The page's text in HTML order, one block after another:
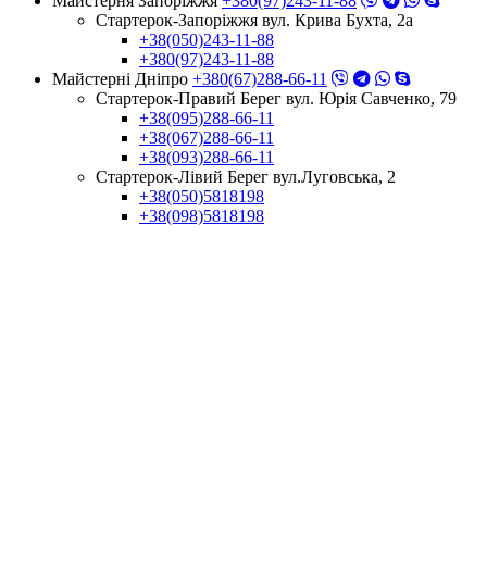
Стартерок-Запоріжжя вул. Крива Бухта, 2а
+38(050)243-11-88
+380(97)243-11-88
Майстерні Днiпро +380(67)288-66-11
Стартерок-Правий Берег вул. Юрія Савченко, 79
+38(095)288-66-11
+38(067)288-66-11
+38(093)288-66-11
Стартерок-Лівий Берег вул.Луговська, 2
+38(050)5818198
+38(098)5818198